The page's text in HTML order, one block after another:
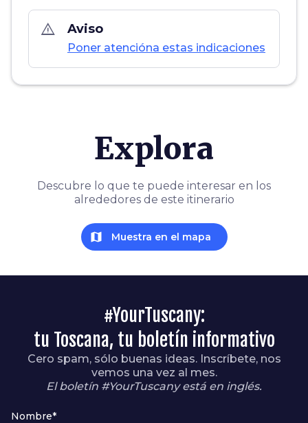
warning_amber Aviso
Poner atencióna estas indicaciones
Explora
Descubre lo que te puede interesar en los
alrededores de este itinerario
map Muestra en el mapa
#YourTuscany:
tu Toscana, tu boletín informativo
Cero spam, sólo buenas ideas. Inscríbete, nos
vemos una vez al mes.
El boletín #YourTuscany está en inglés.
Nombre*